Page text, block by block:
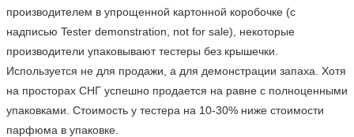
производителем в упрощенной картонной коробочке (с
надписью Tester demonstration, not for sale), некоторые
производители упаковывают тестеры без крышечки.
Используется не для продажи, а для демонстрации запаха. Хотя
на просторах СНГ успешно продается на равне с полноценными
упаковками. Стоимость у тестера на 10-30% ниже стоимости
парфюма в упаковке.